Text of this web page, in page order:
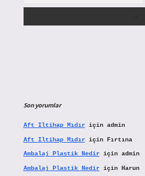
Son yorumlar
Aft Iltihap Mıdıriçin admin
Aft Iltihap Mıdıriçin Fırtına
Ambalaj Plastik Nediriçin admin
Ambalaj Plastik Nediriçin Harun